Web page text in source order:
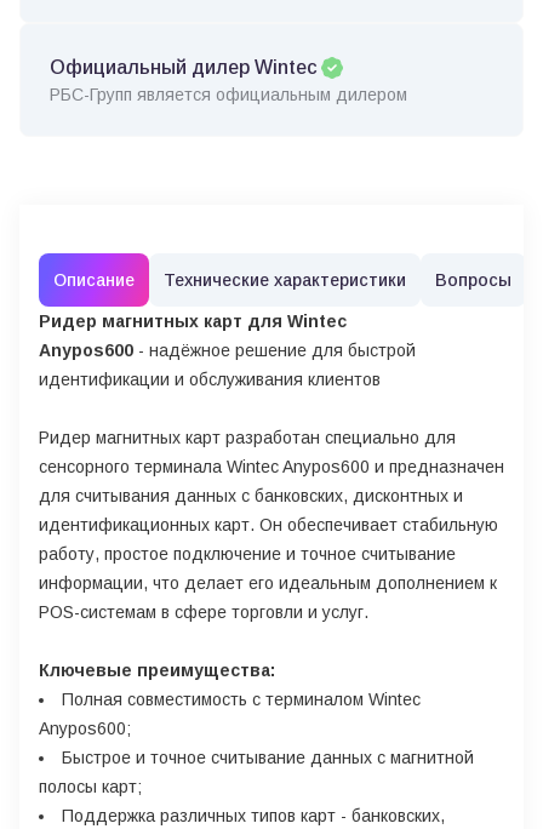
Официальный дилер Wintec
РБС-Групп является официальным дилером
Описание Технические характеристики Вопросы
Ридер магнитных карт для Wintec
Anypos600 - надёжное решение для быстрой
идентификации и обслуживания клиентов
Ридер магнитных карт разработан специально для
сенсорного терминала Wintec Anypos600 и предназначен
для считывания данных с банковских, дисконтных и
идентификационных карт. Он обеспечивает стабильную
работу, простое подключение и точное считывание
информации, что делает его идеальным дополнением к
POS-системам в сфере торговли и услуг.
Ключевые преимущества:
Полная совместимость с терминалом Wintec
Anypos600;
Быстрое и точное считывание данных с магнитной
полосы карт;
Поддержка различных типов карт - банковских,